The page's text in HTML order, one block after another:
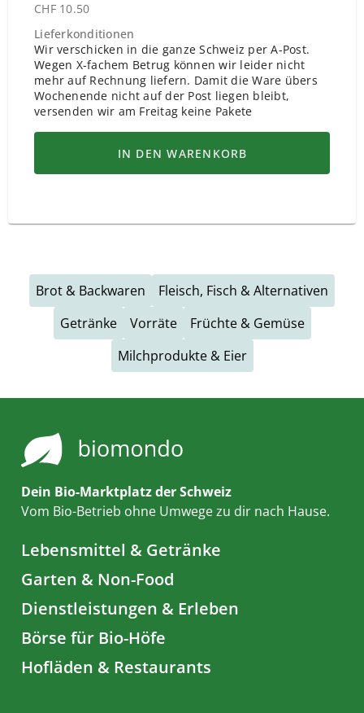
CHF 10.50
Lieferkonditionen
Wir verschicken in die ganze Schweiz per A-Post.
Wegen X-fachem Betrug können wir leider nicht
mehr auf Rechnung liefern. Damit die Ware übers
Wochenende nicht auf der Post liegen bleibt,
versenden wir am Freitag keine Pakete
IN DEN WARENKORB
Brot & Backwaren
Fleisch, Fisch & Alternativen
Getränke
Vorräte
Früchte & Gemüse
Milchprodukte & Eier
Dein Bio-Marktplatz der Schweiz
Vom Bio-Betrieb ohne Umwege zu dir nach Hause.
Lebensmittel & Getränke
Garten & Non-Food
Dienstleistungen & Erleben
Börse für Bio-Höfe
Hofläden & Restaurants